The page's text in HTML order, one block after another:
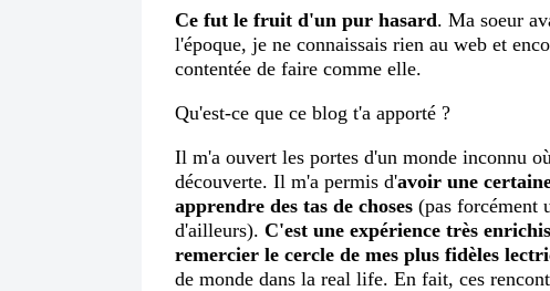
Ce fut le fruit d'un pur hasard. Ma soeur
l'époque, je ne connaissais rien au web et
contentée de faire comme elle.
Qu'est-ce que ce blog t'a apporté ?
Il m'a ouvert les portes d'un monde inconnu
découverte. Il m'a permis d'avoir une
apprendre des tas de choses (pas forcément
d'ailleurs). C'est une expérience très
remercier le cercle de mes plus fidèles
de monde dans la real life. En fait, ces